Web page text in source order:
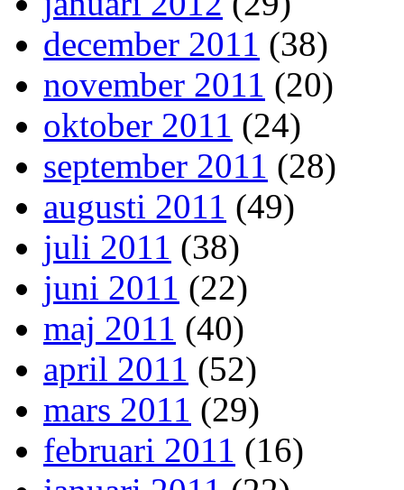
december 2011 (38)
november 2011 (20)
oktober 2011 (24)
september 2011 (28)
augusti 2011 (49)
juli 2011 (38)
juni 2011 (22)
maj 2011 (40)
april 2011 (52)
mars 2011 (29)
februari 2011 (16)